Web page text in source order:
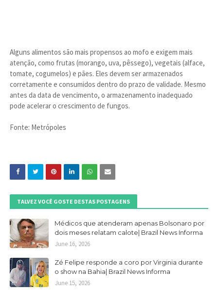
Alguns alimentos são mais propensos ao mofo e exigem mais
atenção, como frutas (morango, uva, pêssego), vegetais (alface,
tomate, cogumelos) e pães. Eles devem ser armazenados
corretamente e consumidos dentro do prazo de validade. Mesmo
antes da data de vencimento, o armazenamento inadequado
pode acelerar o crescimento de fungos.
Fonte: Metrópoles
TALVEZ VOCÊ GOSTE DESTAS POSTAGENS
Médicos que atenderam apenas Bolsonaro por
dois meses relatam calote| Brazil News Informa
June 16, 2026
Zé Felipe responde a coro por Virginia durante
o show na Bahia| Brazil News Informa
June 15, 2026